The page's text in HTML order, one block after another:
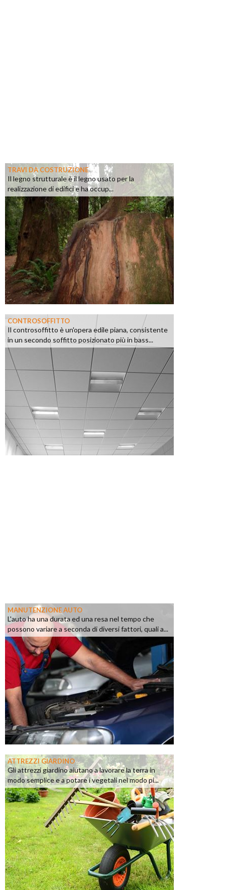
TRAVI DA COSTRUZIONE
Il legno strutturale è il legno usato per la
realizzazione di edifici e ha occup...
CONTROSOFFITTO
Il controsoffitto è un'opera edile piana, consistente
in un secondo soffitto posizionato più in bass...
MANUTENZIONE AUTO
L'auto ha una durata ed una resa nel tempo che
possono variare a seconda di diversi fattori, quali a...
ATTREZZI GIARDINO
Gli attrezzi giardino aiutano a lavorare la terra in
modo semplice e a potare i vegetali nel modo pi...